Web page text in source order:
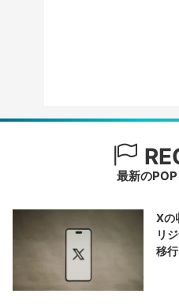
最新のPOP
Xの
リ
移行